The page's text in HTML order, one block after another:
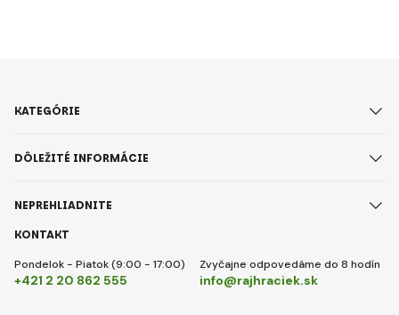
KONTAKT
Pondelok - Piatok (9:00 - 17:00)
+421 2 20 862 555
Zvyčajne odpovedáme do 8 hodín
info@rajhraciek.sk
KATEGÓRIE
DÔLEŽITÉ INFORMÁCIE
NEPREHLIADNITE